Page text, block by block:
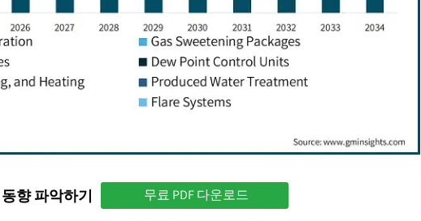
향 파악하기 무료 PDF 다운로드